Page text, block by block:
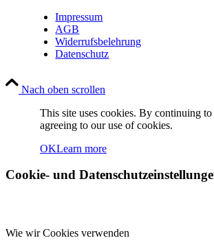
Impressum
AGB
Widerrufsbelehrung
Datenschutz
Nach oben scrollen
This site uses cookies. By continuing
agreeing to our use of cookies.
OKLearn more
Cookie- und
Wie wir Cookies verwenden